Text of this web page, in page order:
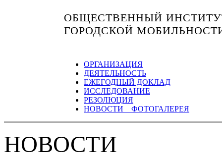
ОБЩЕСТВЕННЫЙ
ГОРОДСКОЙ
ОРГАНИЗАЦИЯ
ДЕЯТЕЛЬНОСТЬ
ЕЖЕГОДНЫЙ ДОКЛАД
ИССЛЕДОВАНИЕ
РЕЗОЛЮЦИЯ
НОВОСТИ ФОТОГАЛЕРЕЯ
НОВОСТИ